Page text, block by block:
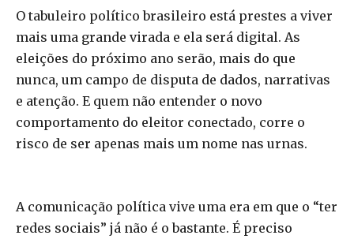
O tabuleiro político brasileiro está prestes a viver
mais uma grande virada e ela será digital. As
eleições do próximo ano serão, mais do que
nunca, um campo de disputa de dados, narrativas
e atenção. E quem não entender o novo
comportamento do eleitor conectado, corre o
risco de ser apenas mais um nome nas urnas.
A comunicação política vive uma era em que o “ter
redes sociais” já não é o bastante. É preciso